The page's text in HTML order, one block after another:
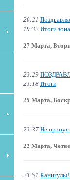
20:21
19:32 Итоги
27 Марта,
23:29
23:18 Итоги
25 Марта,
23:37 Не
22 Марта,
23:51